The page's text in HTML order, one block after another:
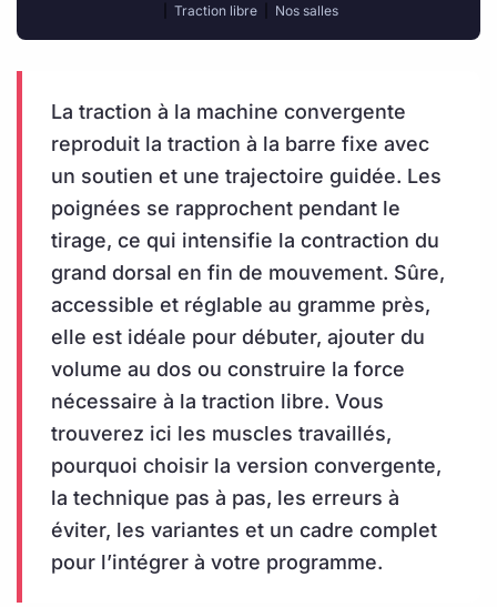
Traction libre| Nos salles
La traction à la machine convergente
reproduit la traction à la barre fixe avec
un soutien et une trajectoire guidée. Les
poignées se rapprochent pendant le
tirage, ce qui intensifie la contraction du
grand dorsal en fin de mouvement. Sûre,
accessible et réglable au gramme près,
elle est idéale pour débuter, ajouter du
volume au dos ou construire la force
nécessaire à la traction libre. Vous
trouverez ici les muscles travaillés,
pourquoi choisir la version convergente,
la technique pas à pas, les erreurs à
éviter, les variantes et un cadre complet
pour l’intégrer à votre programme.